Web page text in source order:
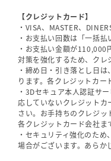
【クレジットカード】
・VISA、MASTER、
・お支払い回数は「一括払
・お支払い金額が110,000
対策を強化するため、クレ
・締め日・引き落とし日
ります。各クレジットカー
・3Dセキュア本人認証サ
応していないクレジット
さい。お手持ちのクレジ
各クレジットカード会社ま
・セキュリティ強化のた
場合がございます。あらか